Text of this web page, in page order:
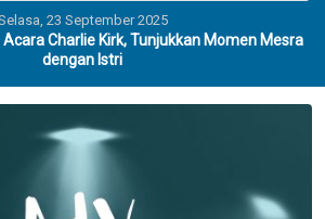
23 September 2025
Charlie Kirk, Tunjukkan Momen Mesra
dengan Istri